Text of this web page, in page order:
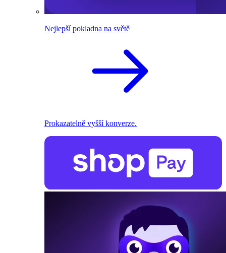
Nejlepší pokladna na světě
Prokazatelně vyšší konverze.